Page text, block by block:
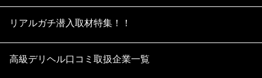
リアルガチ潜入取材特集！！
高級デリヘル口コミ取扱企業一覧